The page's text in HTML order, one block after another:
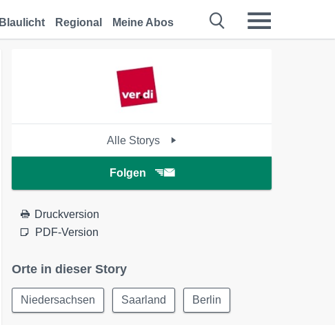
Blaulicht Regional Meine Abos
Alle Storys
Folgen
Druckversion
PDF-Version
Orte in dieser Story
Niedersachsen Saarland Berlin